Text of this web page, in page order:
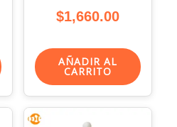
$1,660.00
AÑADIR AL
CARRITO